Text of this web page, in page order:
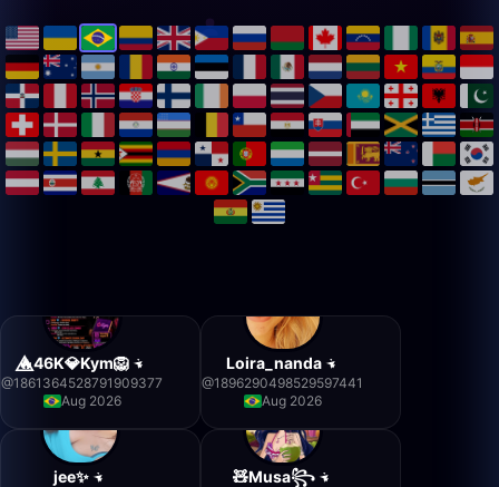
🔥⃤46K💎Kym🦁
@1861364528791909377
Aug 2026
Loira_nanda
@1896290498529597441
Aug 2026
jee✨ 🧸Musa꧂